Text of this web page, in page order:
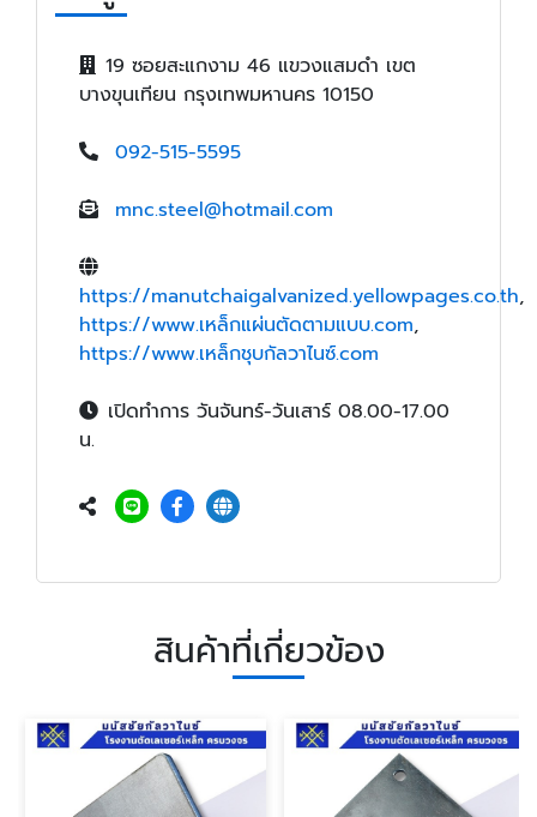
19 ซอยสะแกงาม 46 แขวงแสมดำ เขต
บางขุนเทียน กรุงเทพมหานคร 10150
092-515-5595
mnc.steel@hotmail.com
https://manutchaigalvanized.yellowpages.co.th,
https://www.เหล็กแผ่นตัดตามแบบ.com,
https://www.เหล็กชุบกัลวาไนซ์.com
เปิดทำการ วันจันทร์-วันเสาร์ 08.00-17.00
น.
สินค้าที่เกี่ยวข้อง